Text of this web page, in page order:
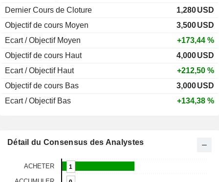
Dernier Cours de Cloture
1,280USD
Objectif de cours Moyen
3,500USD
Ecart / Objectif Moyen
+173,44 %
Objectif de cours Haut
4,000USD
Ecart / Objectif Haut
+212,50 %
Objectif de cours Bas
3,000USD
Ecart / Objectif Bas
+134,38 %
Détail du Consensus des Analystes